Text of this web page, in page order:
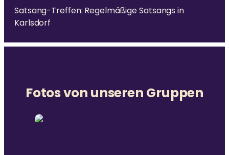
Satsang-Treffen: Regelmäßige Satsangs in
Karlsdorf
Fotos von unseren Gruppen